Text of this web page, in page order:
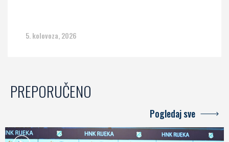
5. kolovoza, 2026
PREPORUČENO
Pogledaj sve